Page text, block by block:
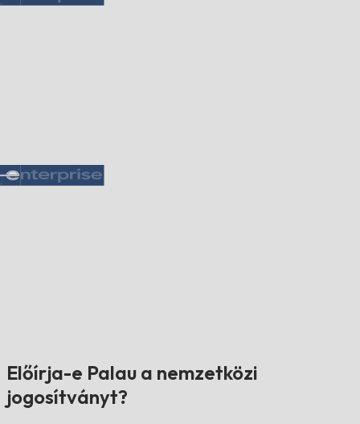
Előírja-e Palau a nemzetközi
jogosítványt?